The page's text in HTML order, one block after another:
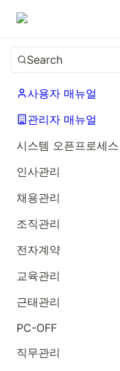
Search
사용자 매뉴얼
관리자 매뉴얼
시스템 오픈프로세스
인사관리
채용관리
조직관리
전자계약
교육관리
근태관리
PC-OFF
직무관리